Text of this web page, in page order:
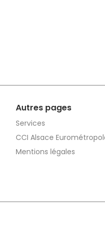
Autres pages
Services
CCI Alsace
Mentions légales